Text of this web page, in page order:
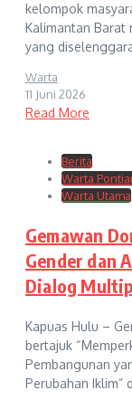
kelompok
Kalimantan Barat
yang
Warta
11 Juni 2026
Read More
Berita
Warta
Warta Utama
Gemawan
Gender dan
Dialog
Kapuas Hulu –
bertajuk
Pembangunan
Perubahan Iklim”